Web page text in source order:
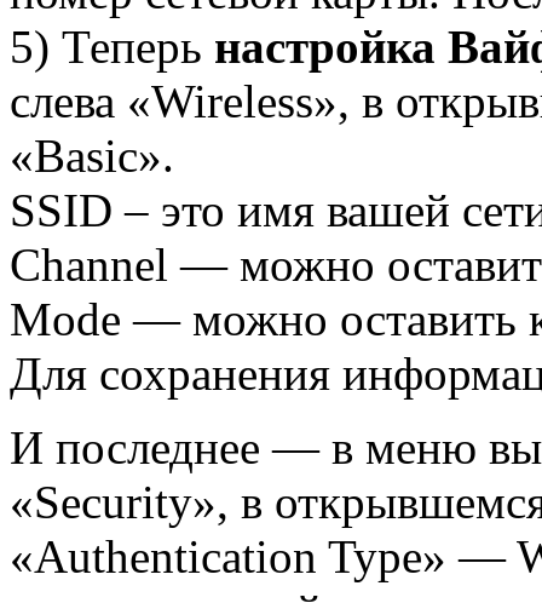
5) Теперь настройка
слева «Wireless», в
«Basic».
SSID – это имя вашей
Channel — можно
Mode — можно оставить
Для сохранения
И последнее — в меню
«Security», в
«Authentication Type» —